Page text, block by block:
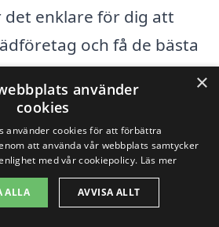
det enklare för dig att
och få de bästa
din byggstädning.
dina alternativ och
mot en ren och fräsch
gratis och utan
×
använder
cookies
använder cookies för att förbättra
att använda vår webbplats samtycker
med vår cookiepolicy. Läs mer
ALLA AVVISA ALLT